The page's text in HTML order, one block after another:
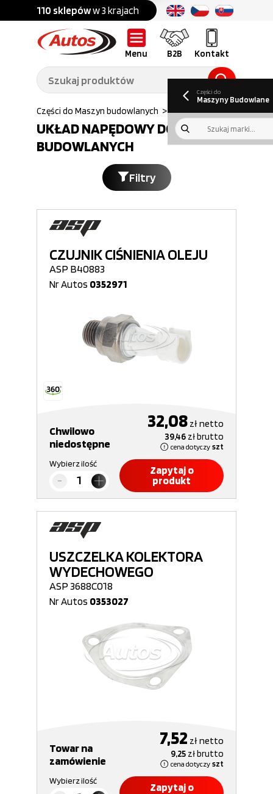
110 sklepóww 3 krajach Ponad 700 marek
Menu B2B Kontakt
Części do:
Ciężarówek,
przyczep,
naczep
Części do:
budowlanych
B2BGaleria
Oferty pracy
kwartalny
Części do
Maszyny Budowlane
Części do Maszyn budowlanych > Uklad napedowy
UKŁAD NAPĘDOWY DO MASZYN
BUDOWLANYCH
Filtry
CZUJNIK CIŚNIENIA OLEJU
ASP B40883
Nr Autos 0352971
Chwilowo
niedostępne
32,08 złnetto
39,46 złbrutto
cena dotyczy szt
Wybierz ilość
Zapytaj o
produkt
USZCZELKA KOLEKTORA
WYDECHOWEGO
ASP 3688C018
Nr Autos 0353027
Towar na
zamówienie
7,52 złnetto
9,25 złbrutto
cena dotyczy szt
Wybierz ilość
Zapytaj o